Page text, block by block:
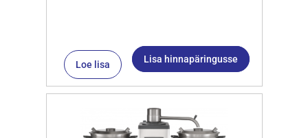
Loe lisa Lisa hinnapäringusse